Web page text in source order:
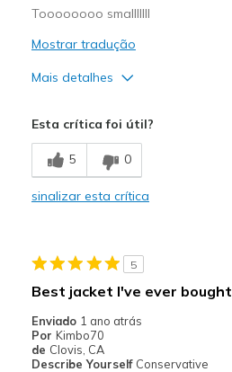
Toooooooo smalllllll
Mostrar tradução
Mais detalhes
Melhores utilizações
Casual Wear
Sizing
Esta crítica foi útil?
5 0
sinalizar esta crítica
5
Best jacket I've ever bought
Enviado 1 ano atrás
Por Kimbo70
de Clovis, CA
Describe Yourself Conservative